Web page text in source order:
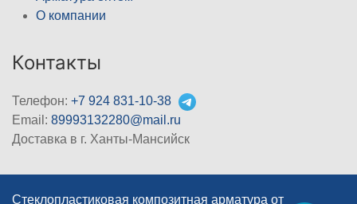
О компании
Контакты
Телефон: +7 924 831-10-38
Email: 89993132280@mail.ru
Доставка в г. Ханты-Мансийск
Стеклопластиковая композитная арматура от